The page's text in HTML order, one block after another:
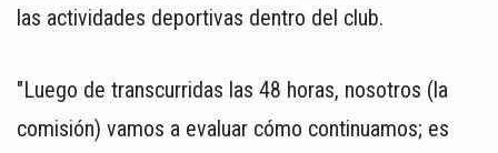
las actividades deportivas dentro del club.
"Luego de transcurridas las 48 horas, nosotros (la
comisión) vamos a evaluar cómo continuamos; es